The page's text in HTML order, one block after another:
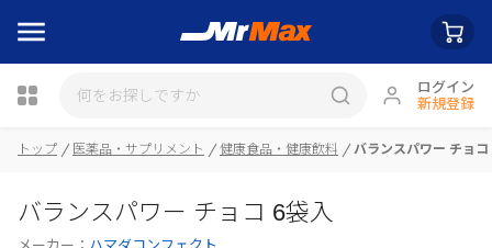
ログイン
新規登録
トップ 医薬品・サプリメント 健康食品・健康飲料 バランスパワー チョコ
バランスパワー チョコ 6袋入